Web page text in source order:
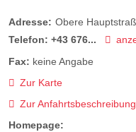
Adresse: Obere
Telefon: +43 676...
Fax: keine Angabe
Zur Karte
Zur Anfahrtsbeschreibung
Homepage: